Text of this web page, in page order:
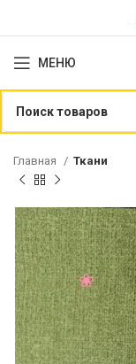
МЕНЮ
Главная Ткани